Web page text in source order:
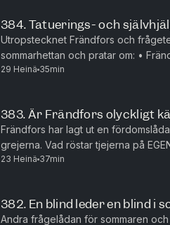
384. Tatuerings- och
Utropstecknet Frändfors och
sommarhettan och pratar om: •⁠ ⁠Frändfors alla sina tatueringar •⁠ ⁠Lysets sug
efter tatuerade killar efter långa
29 Heinä 35min
383. Är Frändfors olyckligt
Frändfors har lagt ut en
grejerna. Vad röstar tjejerna på
och vilken är den värsta
23 Heinä 37min
382. En blind leder en blind i
Andra frågelådan för sommaren